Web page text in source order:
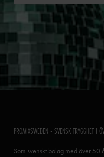
PROMIXSWEDEN - SVENSK TRYGGHET I
Som svenskt bolag med över 50